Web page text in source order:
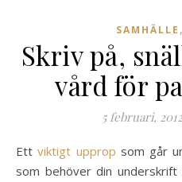
SAMHÄLLE ,
Skriv på,
vård för
5 februari, 2012
Ettviktigt upprop som går
som behöver din